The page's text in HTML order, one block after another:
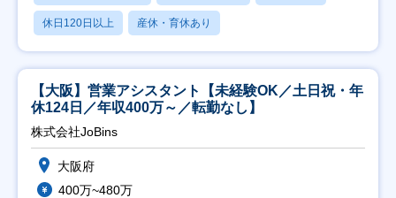
休日120日以上 産休・育休あり
【大阪】営業アシスタント【未経験OK／土日祝・年
休124日／年収400万～／転勤なし】
株式会社JoBins
大阪府
400万~480万